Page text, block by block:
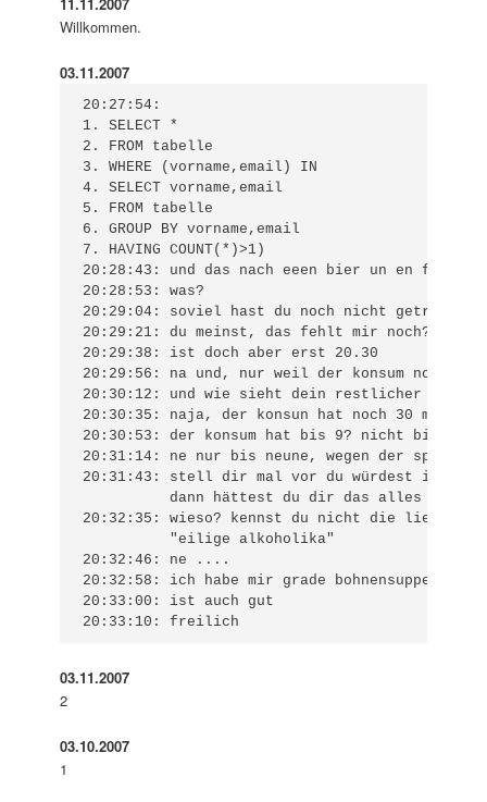
Willkommen.
03.11.2007
20:27:54:
1. SELECT *
2. FROM tabelle
3. WHERE (vorname,email) IN
4. SELECT vorname,email
5. FROM tabelle
6. GROUP BY vorname,email
7. HAVING COUNT(*)>1)
20:28:43: und das nach eeen bier un en flasch
20:28:53: was?
20:29:04: soviel hast du noch nicht
20:29:21: du meinst, das fehlt mir noch? doch
20:29:38: ist doch aber erst 20.30
20:29:56: na und, nur weil der konsum noch
20:30:12: und wie sieht dein restlicher abend
20:30:35: naja, der konsun hat noch 30
20:30:53: der konsum hat bis 9? nicht bis 10?
20:31:14: ne nur bis neune, wegen der
20:31:43: stell dir mal vor du würdest in
dann hättest du dir das alles schon
20:32:35: wieso? kennst du nicht die
          "eilige alkoholika"
20:32:46: ne ....
20:32:58: ich habe mir grade bohnensuppe
20:33:00: ist auch gut
20:33:10: freilich
03.11.2007
2
03.10.2007
1